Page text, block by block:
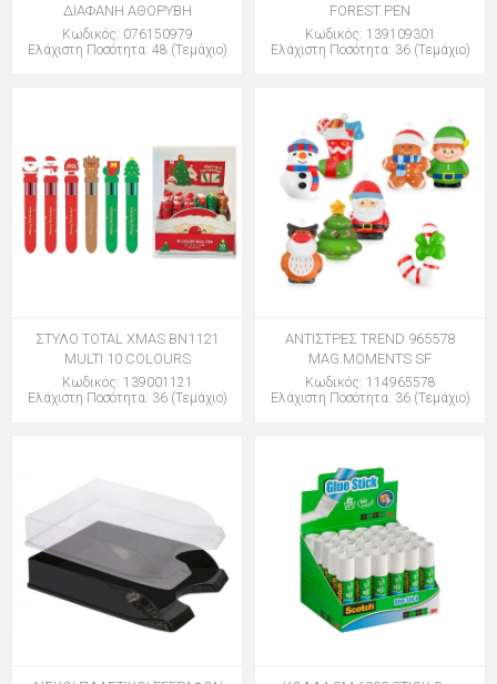
ΔΙΑΦΑΝΗ ΑΘΟΡΥΒΗ
Κωδικός: 076150979
Ελάχιστη Ποσότητα: 48 (Τεμάχιο)
FOREST PEN
Κωδικός: 139109301
Ελάχιστη Ποσότητα: 36 (Τεμάχιο)
ΣΤΥΛΟ TOTAL XMAS BN1121
MULTI 10 COLOURS
Κωδικός: 139001121
Ελάχιστη Ποσότητα: 36 (Τεμάχιο)
ΑΝΤΙΣΤΡΕΣ TREND 965578
MAG.MOMENTS SF
Κωδικός: 114965578
Ελάχιστη Ποσότητα: 36 (Τεμάχιο)